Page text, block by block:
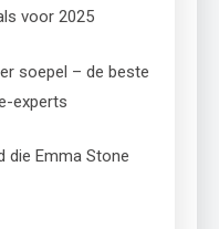
voor 2025
soepel – de beste
experts
die Emma Stone